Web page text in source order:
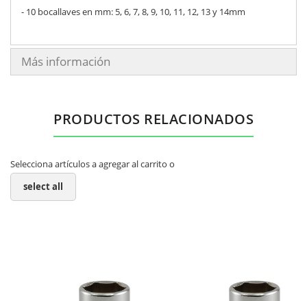
- 10 bocallaves en mm: 5, 6, 7, 8, 9, 10, 11, 12, 13 y 14mm
Más información
PRODUCTOS RELACIONADOS
Selecciona artículos a agregar al carrito o
select all